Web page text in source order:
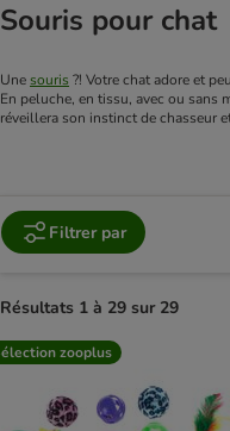
Souris pour chat
Une souris ?! Votre chat adore et
En peluche, en tissu, avec ou sans
réveillera son instinct de chasseur
Filtrer par
Résultats 1 à 29 sur 29
product items have been
zooplus